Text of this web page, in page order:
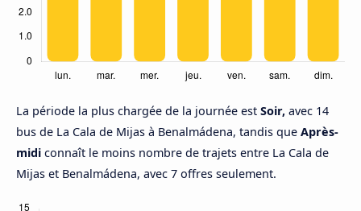
La période la plus chargée de la journée est Soir, avec 14
bus de La Cala de Mijas à Benalmádena, tandis que Après-
midi connaît le moins nombre de trajets entre La Cala de
Mijas et Benalmádena, avec 7 offres seulement.